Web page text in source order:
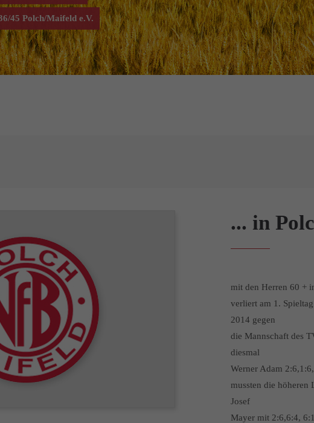
45 Polch/Maifeld e.V.
... in
mit den Herren 60 +
verliert am 1.
2014 gegen
die Mannschaft des
diesmal
Werner Adam
mussten die höheren
Josef
Mayer mit 2:6,6:4,